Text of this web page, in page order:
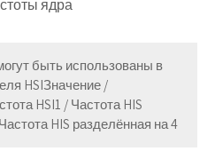
ядра
быть использованы в
HSIЗначение /
HSI1 / Частота HIS
HIS разделённая на 4